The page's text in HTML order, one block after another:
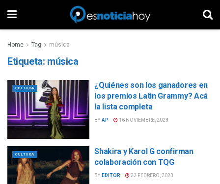
Home Tag música
Etiqueta: música
CULTURA
¿Quiénes son los ganadores en
los premios Latin Grammy? Acá
la lista completa
BY AP 16 NOVIEMBRE, 2023
CULTURA
Shakira y Karol G confirman
colaboración con TQG
BY EDITOR 22 FEBRERO, 2023